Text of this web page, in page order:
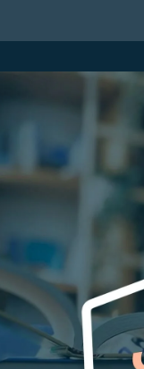
الرئيسية
Home